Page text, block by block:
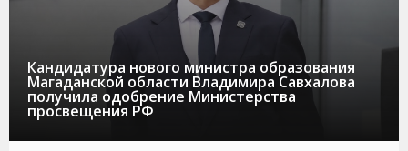
Кандидатура нового министра образования
Магаданской области Владимира Савхалова
получила одобрение Министерства
просвещения РФ